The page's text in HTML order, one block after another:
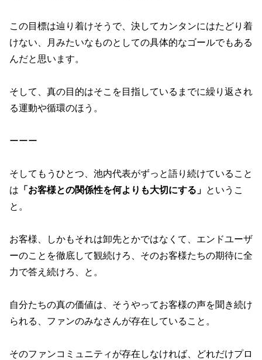
この目標は辿り着けそうで、決してカンタンにはたどり着
けない、月みたいなものとしての具体的なゴールでもある
んだと思います。
そして、真の目的はそこを目指しているまでに繰り返され
る運動や循環のほう。
ーーー
そしてもうひとつ、池内代表がずっと語り続けていること
は 「お客様との関係性を何よりも大切にする」 というこ
と。
お客様、しかもそれは卸先とかではなくて、エンドユーザ
ーのことを徹底して観続けろ、そのお客様たちの期待に全
力で答え続けろ、と。
自分たちの真の価値は、そうやってお客様の声を聞き続け
られる、ファンのみなさんが存在していること。
そのファンコミュニティが存在しなければ、どれだけプロ